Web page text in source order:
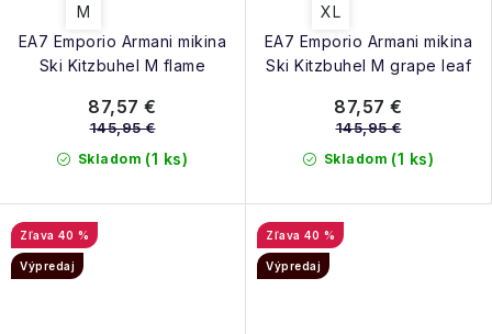
EA7 Emporio Armani mikina
Ski Kitzbuhel M flame
M
Skladom (1 ks)
87,57 €
145,95 €
EA7 Emporio Armani mikina
Ski Kitzbuhel M grape leaf
XL
Skladom (1 ks)
87,57 €
145,95 €
40 %
Výpredaj
40 %
Výpredaj